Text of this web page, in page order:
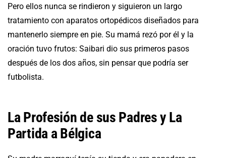
Pero ellos nunca se rindieron y siguieron un largo
tratamiento con aparatos ortopédicos diseñados para
mantenerlo siempre en pie. Su mamá rezó por él y la
oración tuvo frutos: Saibari dio sus primeros pasos
después de los dos años, sin pensar que podría ser
futbolista.
La Profesión de sus Padres y La
Partida a Bélgica